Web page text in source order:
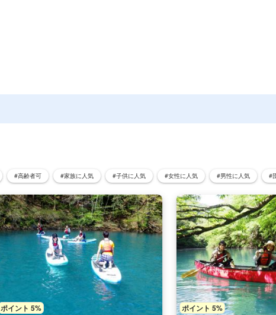
#高齢者可 #家族に人気 #子供に人気 #女性に人気 #男性に人気 #
ポイント 5% ポイント 5%